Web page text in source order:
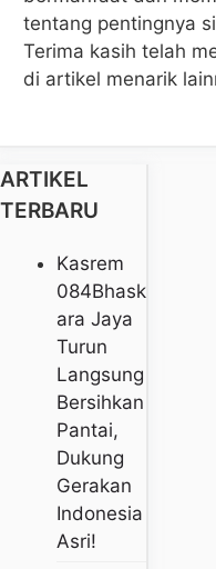
tentang pentingnya
Terima kasih telah
di artikel menarik
ARTIKEL
TERBARU
Kasrem
084Bhask
Ara Jaya
Turun
Langsung
Bersihkan
Pantai,
Dukung
Gerakan
Indonesia
Asri!